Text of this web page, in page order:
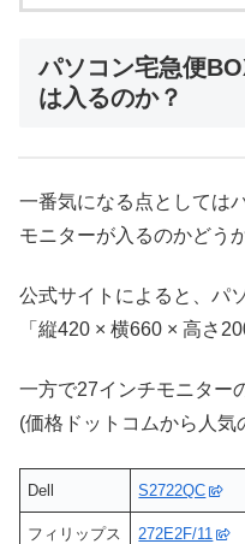
パソコン宅急便
は入るのか？
一番気になる点としては
モニターが入るのかどう
公式サイトによると、パ
「縦420 × 横660 × 高さ
一方で27インチモニター
(価格ドットコムから人気
Dell S2722QC
フィリップス 272E2F/11